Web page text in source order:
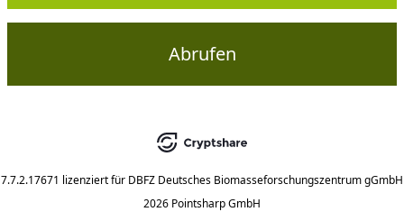
Abrufen
7.7.2.17671 lizenziert für DBFZ Deutsches Biomasseforschungszentrum gGmbH
2026 Pointsharp GmbH